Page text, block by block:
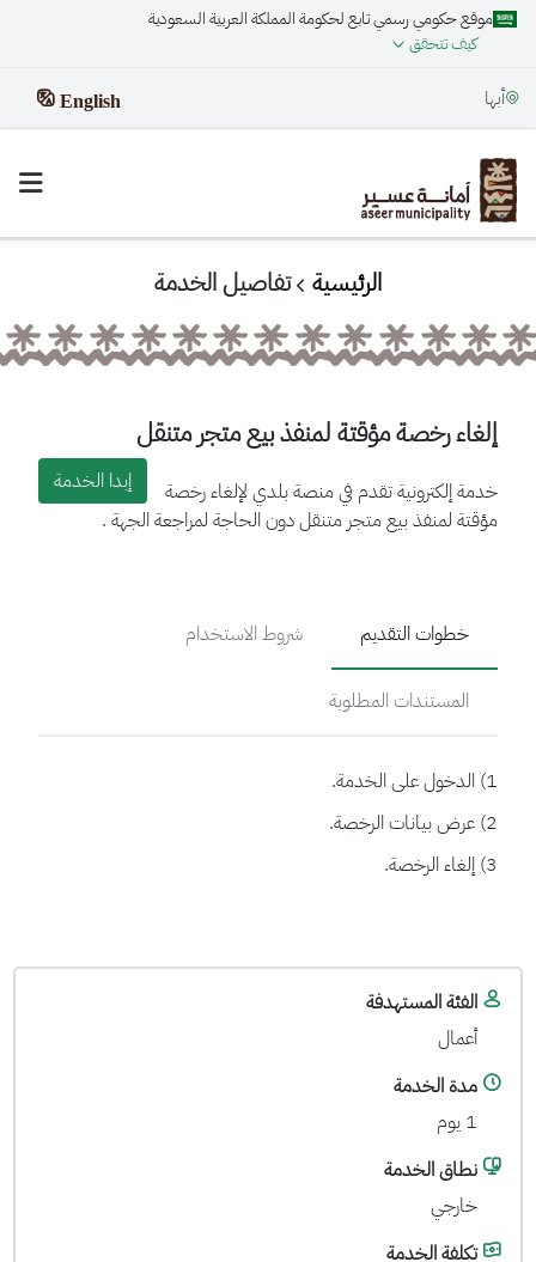
موقع حكومي رسمي تابع لحكومة المملكة العربية السعودية
كيف تتحقق
أبها English
الرئيسية تفاصيل الخدمة
إلغاء رخصة مؤقتة لمنفذ بيع متجر متنقل
إبدا الخدمة
خدمة إلكترونية تقدم في منصة بلدي لإلغاء رخصة
مؤقتة لمنفذ بيع متجر متنقل دون الحاجة لمراجعة الجهة .
خطوات التقديم شروط الاستخدام
المستندات المطلوبة
1) الدخول على الخدمة.
2) عرض بيانات الرخصة.
3) إلغاء الرخصة.
الفئة المستهدفة
أعمال
مدة الخدمة
1 يوم
نطاق الخدمة
خارجي
تكلفة الخدمة